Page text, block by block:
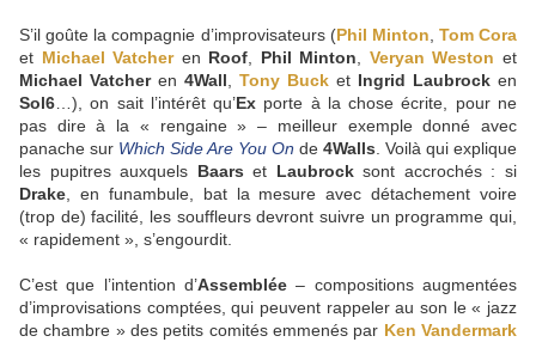
S’il goûte la compagnie d’improvisateurs (Phil Minton Tom Cora
et Michael Vatcheren Roof Phil Minton Veryan Weston et
Michael Vatcheren 4Wall Tony Buck et Ingrid Laubrock en
Sol6 …), on sait l’intérêt qu’Ex porte à la chose écrite, pour ne
pas dire à la « rengaine » – meilleur exemple donné avec
panache sur Which Side Are You On de 4Walls . Voilà qui explique
les pupitres auxquels Baars et Laubrocksont accrochés : si
Drake , en funambule, bat la mesure avec détachement voire
(trop de) facilité, les souffleurs devront suivre un programme qui,
« rapidement », s’engourdit.
C’est que l’intention d’Assemblée – compositions augmentées
d’improvisations comptées, qui peuvent rappeler au son le « jazz
de chambre » des petits comités emmenés par Ken Vandermark